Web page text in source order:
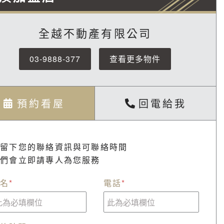
全越不動產有限公司
03-9888-377 查看更多物件
預約看屋 回電給我
下您的聯絡資訊與可聯絡時間
會立即請專人為您服務
* 電話*